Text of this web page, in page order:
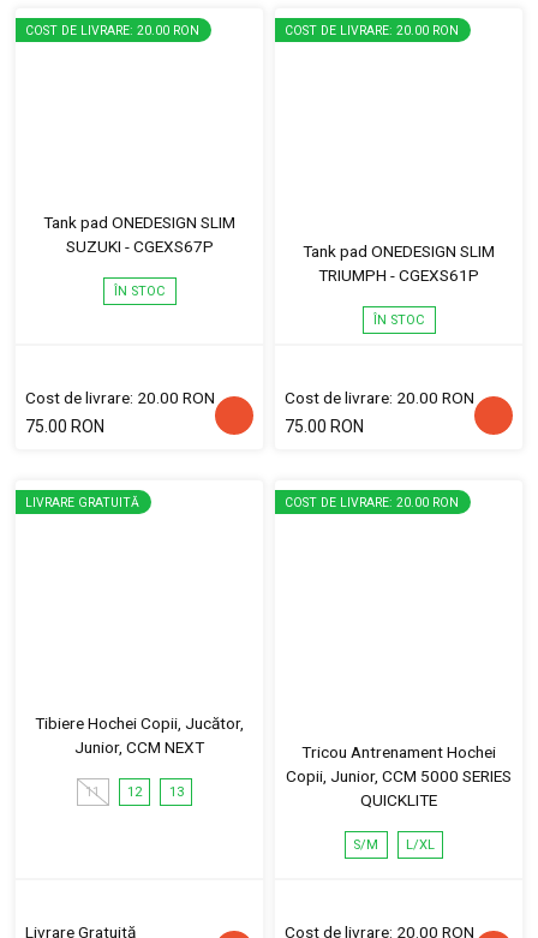
COST DE LIVRARE: 20.00 RON
Tank pad ONEDESIGN SLIM
SUZUKI - CGEXS67P
ÎN STOC
Cost de livrare: 20.00 RON
75.00 RON
COST DE LIVRARE: 20.00 RON
Tank pad ONEDESIGN SLIM
TRIUMPH - CGEXS61P
ÎN STOC
Cost de livrare: 20.00 RON
75.00 RON
LIVRARE GRATUITĂ
Tibiere Hochei Copii, Jucător,
Junior, CCM NEXT
11 12 13
Livrare Gratuită
COST DE LIVRARE: 20.00 RON
Tricou Antrenament Hochei
Copii, Junior, CCM 5000 SERIES
QUICKLITE
S/M L/XL
Cost de livrare: 20.00 RON